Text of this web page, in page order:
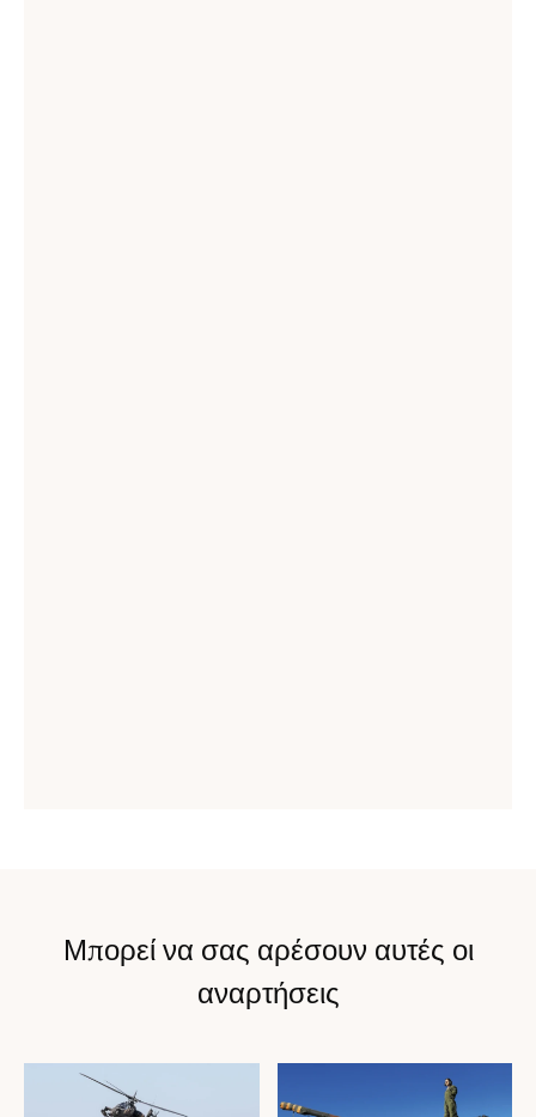
Μπορεί να σας αρέσουν αυτές οι
αναρτήσεις